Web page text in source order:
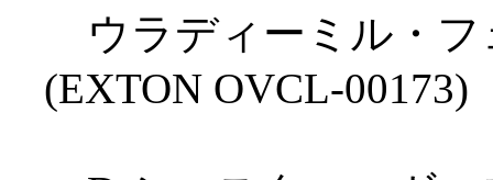
ウラディーミル・フ
(EXTON OVCL-00173)